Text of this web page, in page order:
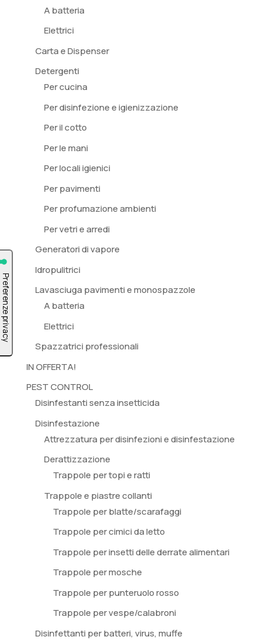
A batteria
Elettrici
Carta e Dispenser
Detergenti
Per cucina
Per disinfezione e igienizzazione
Per il cotto
Per le mani
Per locali igienici
Per pavimenti
Per profumazione ambienti
Per vetri e arredi
Generatori di vapore
Idropulitrici
Lavasciuga pavimenti e monospazzole
A batteria
Elettrici
Spazzatrici professionali
IN OFFERTA!
PEST CONTROL
Disinfestanti senza insetticida
Disinfestazione
Attrezzatura per disinfezioni e disinfestazione
Derattizzazione
Trappole per topi e ratti
Trappole e piastre collanti
Trappole per blatte/scarafaggi
Trappole per cimici da letto
Trappole per insetti delle derrate alimentari
Trappole per mosche
Trappole per punteruolo rosso
Trappole per vespe/calabroni
Disinfettanti per batteri, virus, muffe